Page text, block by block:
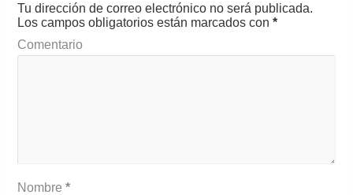
Tu dirección de correo electrónico no será publicada.
Los campos obligatorios están marcados con*
Comentario
Nombre*